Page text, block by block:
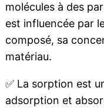
molécules à des
est influencée par
composé, sa
matériau.
✅La sorption est
adsorption et